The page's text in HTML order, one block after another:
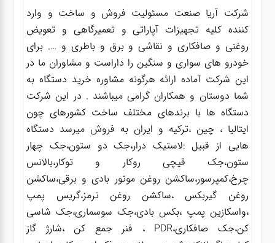
شرکت آریا صنعت مسئولیت فروش و ساخت و وارد
کننده کلیه تجهیزات آپاراتی و تعمیرگاهی و تعویض
روغنی و صافکاری و نقاشی و برق و باطری و …. برای
خودرو های سواری و سنگین را داراست و مشاوران ما در
این شرکت آماده ارائه هرگونه مشاوره خرید دستگاه به
شما دوستان و همکاران گرامی میباشند . در این شرکت
دستگاه ها با برندهای مختلف ساخت کشورهای چون
ایتالیا ، چین ،ترکیه و ایران به فروش میرسد دستگاه
هایی از قبیل :لاستیک درار،جک دو ستون،جک چهار
ستون،جک قیچی روکار و توکار،بالانس
چرخ،کمپرسور،ساکشن روغن موتور بادی و برقی،ساکشن
روغن گیربکس ،ساکشن روغن ترمز،گریس پمپ
،واسکازین پمپ ،بکس بادی،جک سوسماری،جک شاسی
کن،جک صافکاری،PDR ، فنر جمع کن ،شارژ گاز